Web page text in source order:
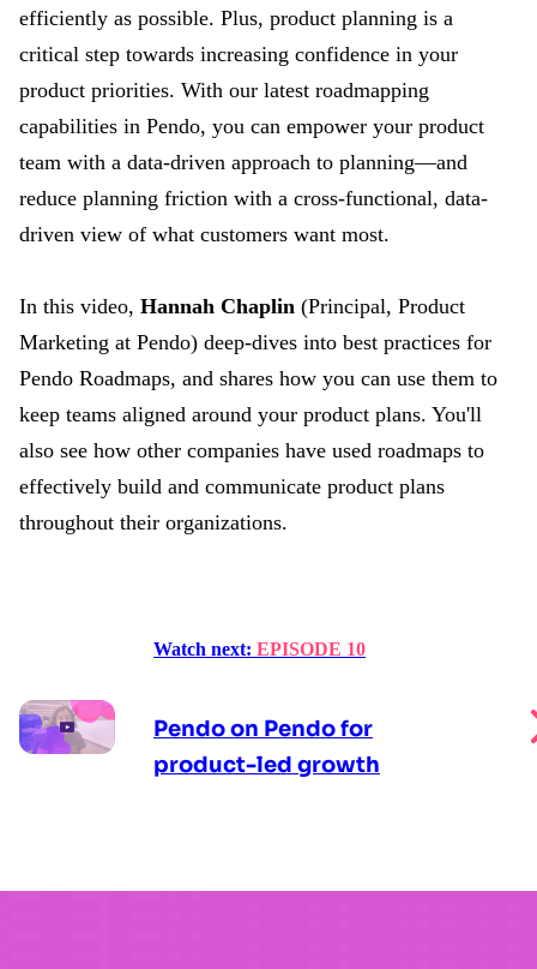
efficiently as possible. Plus, product planning is a
critical step towards increasing confidence in your
product priorities. With our latest roadmapping
capabilities in Pendo, you can empower your product
team with a data-driven approach to planning—and
reduce planning friction with a cross-functional, data-
driven view of what customers want most.
In this video, Hannah Chaplin (Principal, Product
Marketing at Pendo) deep-dives into best practices for
Pendo Roadmaps, and shares how you can use them to
keep teams aligned around your product plans. You'll
also see how other companies have used roadmaps to
effectively build and communicate product plans
throughout their organizations.
Watch next: EPISODE 10
Pendo on Pendo for
product-led growth